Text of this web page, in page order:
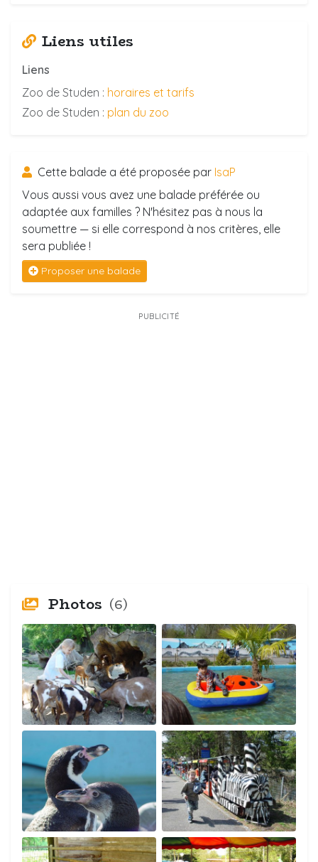
Liens utiles
Liens
Zoo de Studen : horaires et tarifs
Zoo de Studen : plan du zoo
Cette balade a été proposée par IsaP
Vous aussi vous avez une balade préférée ou
adaptée aux familles ? N'hésitez pas à nous la
soumettre — si elle correspond à nos critères, elle
sera publiée !
Proposer une balade
PUBLICITÉ
Photos (6)